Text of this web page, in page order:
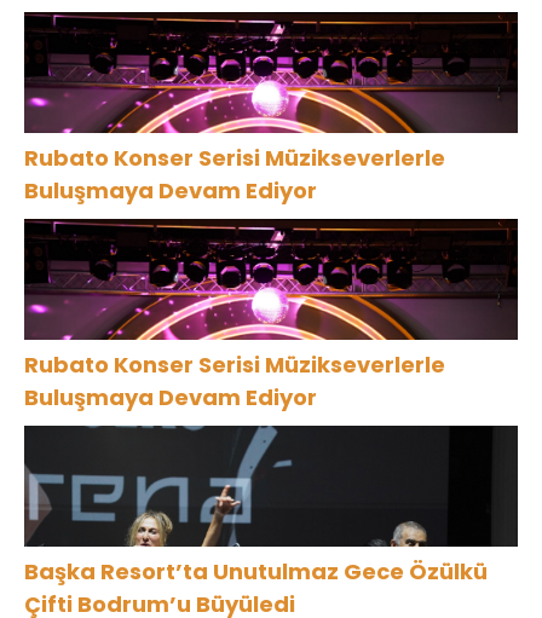
Rubato Konser Serisi Müzikseverlerle
Buluşmaya Devam Ediyor
Rubato Konser Serisi Müzikseverlerle
Buluşmaya Devam Ediyor
Başka Resort’ta Unutulmaz Gece Özülkü
Çifti Bodrum’u Büyüledi